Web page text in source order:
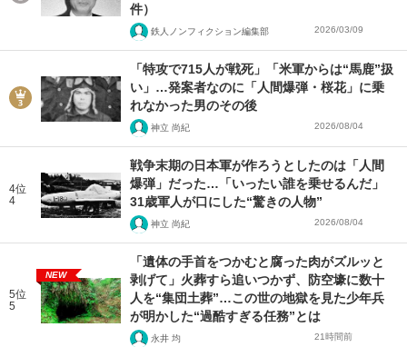
件）
鉄人ノンフィクション編集部 2026/03/09
「特攻で715人が戦死」「米軍からは“馬鹿”扱
い」…発案者なのに「人間爆弾・桜花」に乗
れなかった男のその後
神立 尚紀 2026/08/04
4位
4
戦争末期の日本軍が作ろうとしたのは「人間
爆弾」だった…「いったい誰を乗せるんだ」
31歳軍人が口にした“驚きの人物”
神立 尚紀 2026/08/04
5位
5
NEW
「遺体の手首をつかむと腐った肉がズルッと
剥げて」火葬すら追いつかず、防空壕に数十
人を“集団土葬”…この世の地獄を見た少年兵
が明かした“過酷すぎる任務”とは
永井 均 21時間前